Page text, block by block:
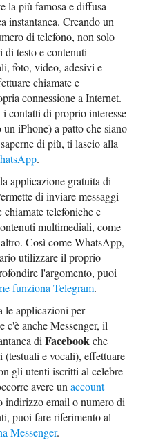
la più famosa e diffusa
instantanea. Creando un
di telefono, non solo
di testo e contenuti
foto, video, adesivi e
chiamate e
connessione a Internet.
contatti di proprio interesse
iPhone) a patto che siano
di più, ti lascio alla
.
applicazione gratuita di
di inviare messaggi
telefoniche e
multimediali, come
Così come WhatsApp,
utilizzare il proprio
l'argomento, puoi
funziona Telegram.
le applicazioni per
c'è anche Messenger, il
diFacebookche
(testuali e vocali), effettuare
gli utenti iscritti al celebre
avere unaccount
indirizzo email o numero di
puoi fare riferimento al
Messenger.